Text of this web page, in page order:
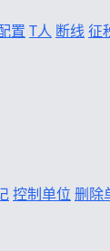
置 T人 断线征
控制单位 删除